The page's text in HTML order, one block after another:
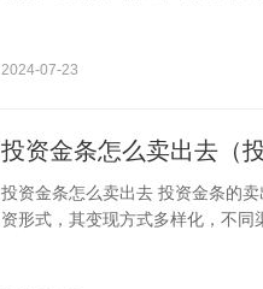
2024-07-23
投资金条怎么卖出去（
投资金条怎么卖出去 投资金条的
资形式，其变现方式多样化，不同